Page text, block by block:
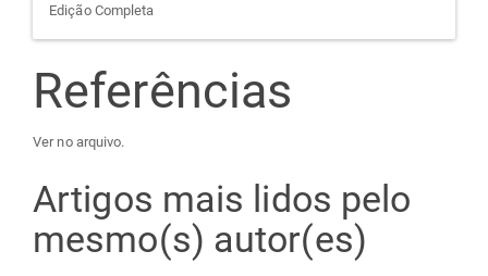
Edição Completa
Referências
Ver no arquivo.
Artigos mais lidos pelo
mesmo(s) autor(es)